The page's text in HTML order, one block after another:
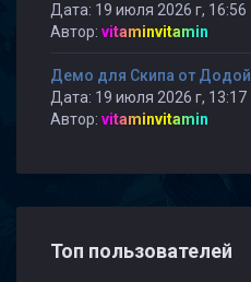
Дата: 19 июля 2026 г, 16:56
Автор: vitaminvitamin
Демо для Скипа от Додой
Дата: 19 июля 2026 г, 13:17
Автор: vitaminvitamin
Топ пользователей